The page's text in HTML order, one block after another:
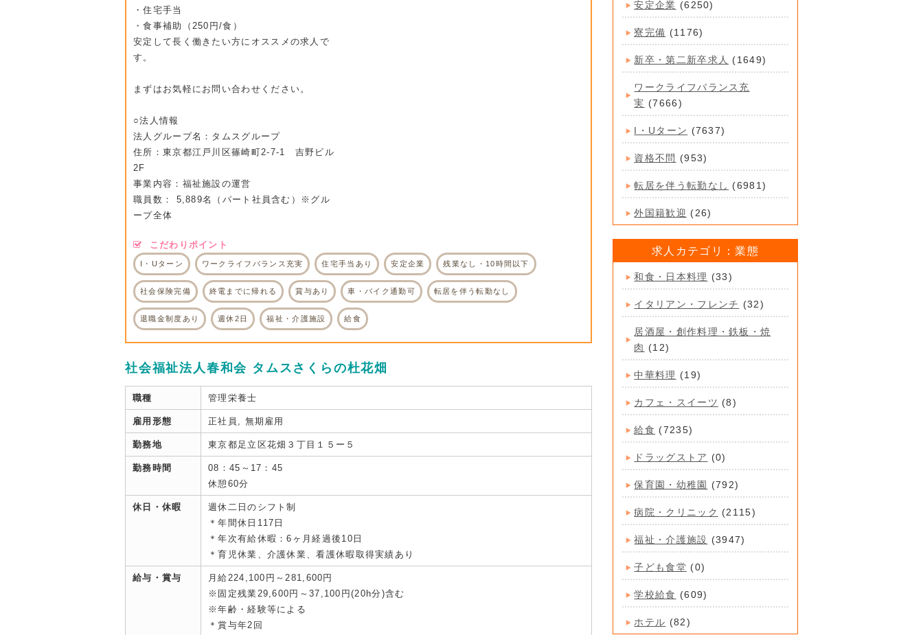
・住宅手当
・食事補助（250円/食）
安定して長く働きたい方にオススメの求人で
す。
まずはお気軽にお問い合わせください。
○法人情報
法人グループ名：タムスグループ
住所：東京都江戸川区篠崎町2-7-1 吉野ビル
2F
事業内容：福祉施設の運営
職員数： 5,889名（パート社員含む）※グル
ープ全体
こだわりポイント
I・Uターン ワークライフバランス充実 住宅手当あり 安定企業 残業なし・10時間以下
社会保険完備 終電までに帰れる 賞与あり 車・バイク通勤可 転居を伴う転勤なし
退職金制度あり 週休2日 福祉・介護施設 給食
社会福祉法人春和会 タムスさくらの杜花畑
職種 管理栄養士
雇用形態 正社員, 無期雇用
勤務地 東京都足立区花畑３丁目１５ー５
勤務時間
08：45～17：45
休憩60分
休日・休暇
週休二日のシフト制
＊年間休日117日
＊年次有給休暇：6ヶ月経過後10日
＊育児休業、介護休業、看護休暇取得実績あり
給与・賞与
月給224,100円～281,600円
※固定残業29,600円～37,100円(20h分)含む
※年齢・経験等による
＊賞与年2回
安定企業 (6250)
寮完備 (1176)
新卒・第二新卒求人 (1649)
ワークライフバランス充
実 (7666)
I・Uターン (7637)
資格不問 (953)
転居を伴う転勤なし (6981)
外国籍歓迎 (26)
求人カテゴリ：業態
和食・日本料理 (33)
イタリアン・フレンチ (32)
居酒屋・創作料理・鉄板・焼
肉 (12)
中華料理 (19)
カフェ・スイーツ (8)
給食 (7235)
ドラッグストア (0)
保育園・幼稚園 (792)
病院・クリニック (2115)
福祉・介護施設 (3947)
子ども食堂 (0)
学校給食 (609)
ホテル (82)